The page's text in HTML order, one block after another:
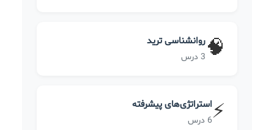
🧠روانشناسی ترید
3 درس
⚡استراتژی‌های پیشرفته
6 درس